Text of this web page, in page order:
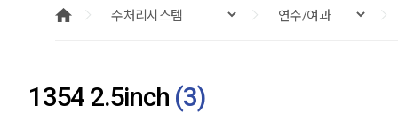
1354 2.5inch (3)